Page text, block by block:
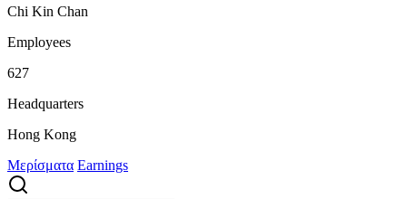
Chi Kin Chan
Employees
627
Headquarters
Hong Kong
Μερίσματα Earnings